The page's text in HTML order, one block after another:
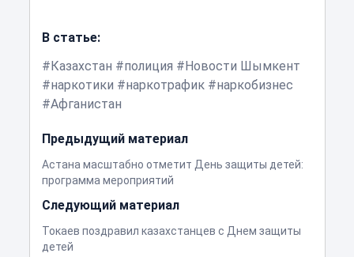
В статье:
Казахстан
полиция
Новости Шымкент
наркотики
наркотрафик
наркобизнес
Афганистан
Предыдущий материал
Астана масштабно отметит День защиты детей:
программа мероприятий
Следующий материал
Токаев поздравил казахстанцев с Днем защиты
детей